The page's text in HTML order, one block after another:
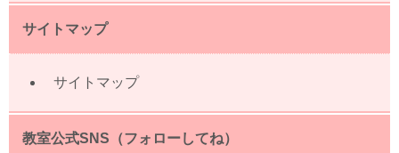
サイトマップ
サイトマップ
教室公式SNS（フォローしてね）